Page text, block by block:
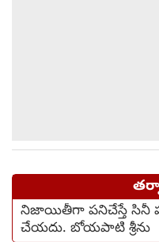
నిజాయితీగా పనిచేస్తే సినీ
చేయదు. బోయపాటి శ్రీను